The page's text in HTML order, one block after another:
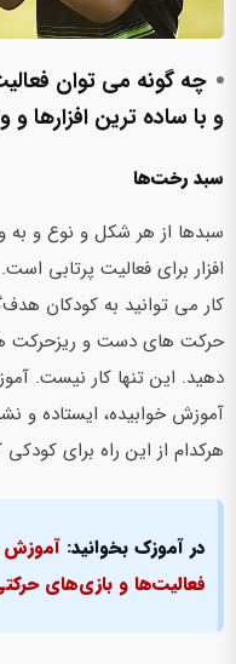
چه گونه می توان
و با ساده ترین افزارها و
سبد رخت‌ها
سبدها از هر شکل و نوع و به
افزار برای فعالیت پرتابی
کار می توانید به کودکان
حرکت های دست و ریزحرکت
دهید. این تنها کار نیست.
آموزش خوابیده، ایستاده
هرکدام از این راه برای
در آموزک بخوانید: آموزش
فعالیت‌ها و بازی‌های